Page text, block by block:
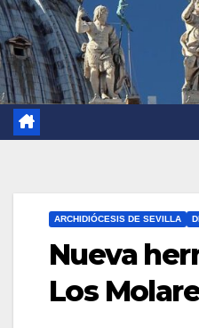
ARCHIDIÓCESIS DE SEVILLA
Nueva
Los